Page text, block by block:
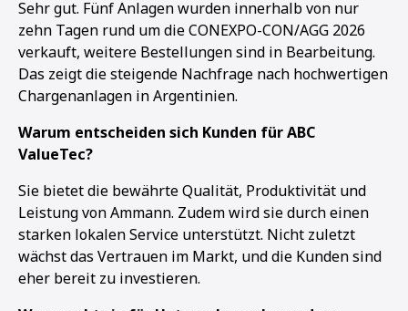
Sehr gut. Fünf Anlagen wurden innerhalb von nur
zehn Tagen rund um die CONEXPO-CON/AGG 2026
verkauft, weitere Bestellungen sind in Bearbeitung.
Das zeigt die steigende Nachfrage nach hochwertigen
Chargenanlagen in Argentinien.
Warum entscheiden sich Kunden für ABC
ValueTec?
Sie bietet die bewährte Qualität, Produktivität und
Leistung von Ammann. Zudem wird sie durch einen
starken lokalen Service unterstützt. Nicht zuletzt
wächst das Vertrauen im Markt, und die Kunden sind
eher bereit zu investieren.